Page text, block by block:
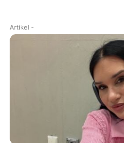
Artikel -